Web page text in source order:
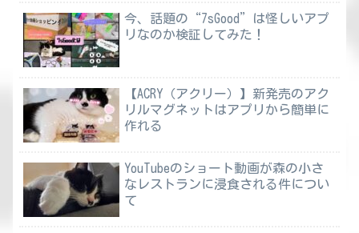
今、話題の“7sGood”は怪しいアプ
リなのか検証してみた！
【ACRY（アクリー）】新発売のアク
リルマグネットはアプリから簡単に
作れる
YouTubeのショート動画が森の小さ
なレストランに浸食される件につい
て